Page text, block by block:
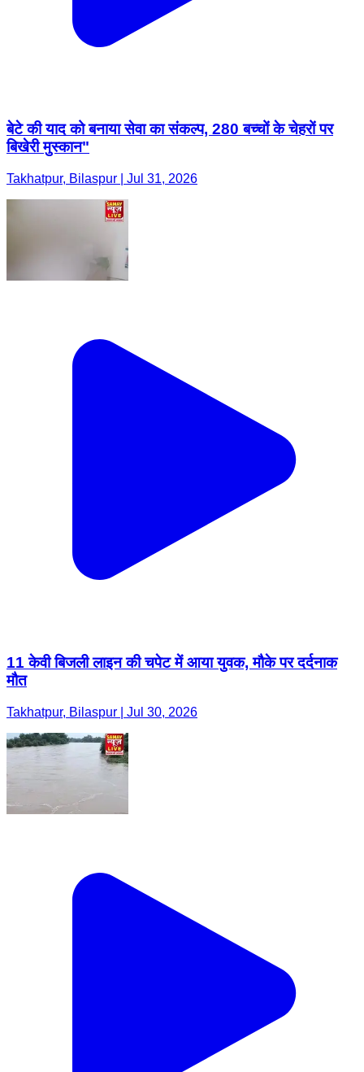
बेटे की याद को बनाया सेवा का संकल्प, 280 बच्चों के चेहरों पर
बिखेरी मुस्कान"
Takhatpur, Bilaspur | Jul 31, 2026
11 केवी बिजली लाइन की चपेट में आया युवक, मौके पर दर्दनाक
मौत
Takhatpur, Bilaspur | Jul 30, 2026